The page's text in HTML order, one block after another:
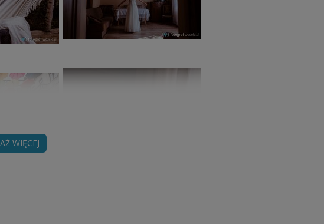
WIĘCEJ